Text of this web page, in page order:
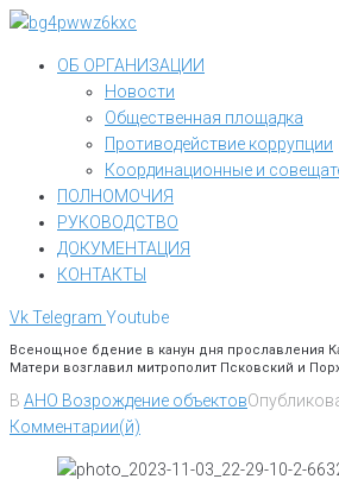
Перейти
контентуОБ ОРГАНИЗАЦИИ
Новости
Общественная площадка
Противодействие коррупции
Координационные и
ПОЛНОМОЧИЯ
РУКОВОДСТВО
ДОКУМЕНТАЦИЯ
КОНТАКТЫ
VkTelegram Youtube
Всенощное бдение в канун дня прославления
Матери возглавил митрополит Псковский и
В АНО Возрождение объектов
Комментарии(й)